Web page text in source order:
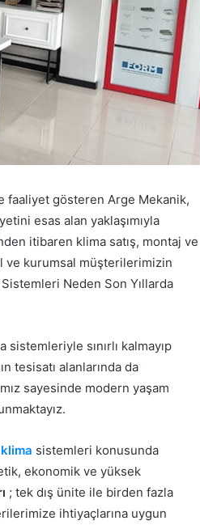
faaliyet gösteren Arge Mekanik,
esas alan yaklaşımıyla
itibaren klima satış, montaj ve
kurumsal müşterilerimizin
Neden Son Yıllarda
sınırlı kalmayıp
tesisatı alanlarında da
sayesinde modern yaşam
sistemleri konusunda
ekonomik ve yüksek
; tek dış ünite ile birden fazla
ihtiyaçlarına uygun